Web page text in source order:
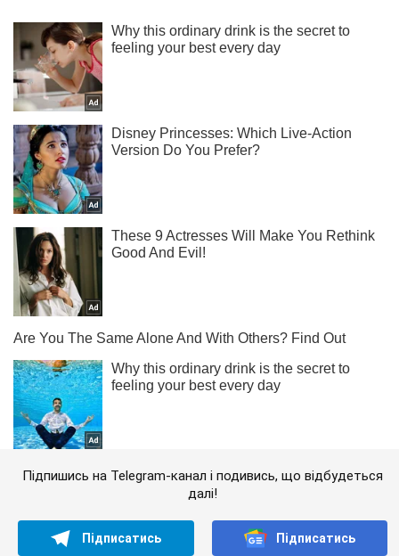
Підпишись на Telegram-канал і подивись, що відбудеться
далі!
Підписатись Підписатись